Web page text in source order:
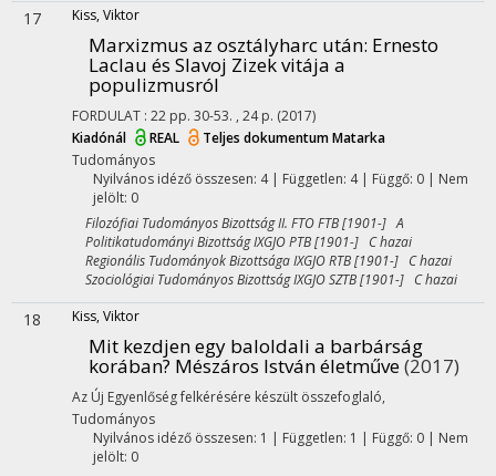
17 Kiss, Viktor
Marxizmus az osztályharc után: Ernesto
Laclau és Slavoj Zizek vitája a
populizmusról
FORDULAT : 22 pp. 30-53. , 24 p. (2017)
Kiadónál
REAL Teljes dokumentumMatarka
Tudományos
Nyilvános idéző összesen: 4| Független: 4 | Függő: 0 | Nem
jelölt: 0
Filozófiai Tudományos Bizottság II. FTO FTB [1901-] A
Politikatudományi Bizottság IXGJO PTB [1901-] C hazai
Regionális Tudományok Bizottsága IXGJO RTB [1901-] C hazai
Szociológiai Tudományos Bizottság IXGJO SZTB [1901-] C hazai
18 Kiss, Viktor
Mit kezdjen egy baloldali a barbárság
korában? Mészáros István életműve(2017)
Az Új Egyenlőség felkérésére készült összefoglaló,
Tudományos
Nyilvános idéző összesen: 1 | Független: 1 | Függő: 0 | Nem
jelölt: 0